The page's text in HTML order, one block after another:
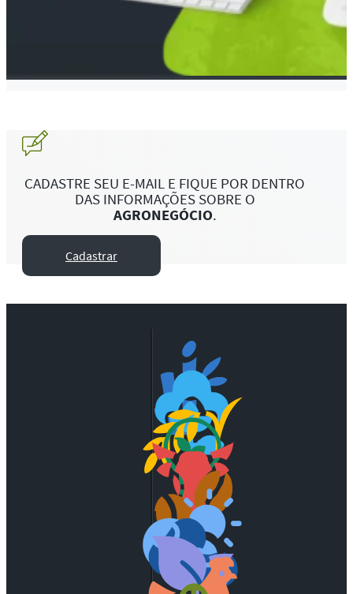
CADASTRE SEU E-MAIL E FIQUE POR DENTRO
DAS INFORMAÇÕES SOBRE O
AGRONEGÓCIO.
Cadastrar